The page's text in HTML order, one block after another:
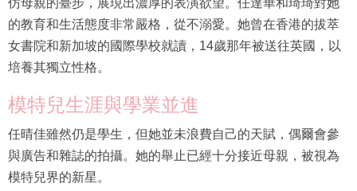
仿母親的臺步，展現出濃厚的表演欲望。任達華和琦琦對她
的教育和生活態度非常嚴格，從不溺愛。她曾在香港的拔萃
女書院和新加坡的國際學校就讀，14歲那年被送往英國，以
培養其獨立性格。
模特兒生涯與學業並進
任晴佳雖然仍是學生，但她並未浪費自己的天賦，偶爾會參
與廣告和雜誌的拍攝。她的舉止已經十分接近母親，被視為
模特兒界的新星。